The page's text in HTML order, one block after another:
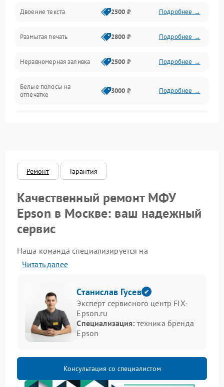
Программные сбои
Подключение и интерфейсы
Дисплей и органы управления
Изображение
Двоение текста 2500 ₽ Подробнее →
Размытая печать 2800 ₽ Подробнее →
Неравномерная заливка 2500 ₽ Подробнее →
Белые полосы на
отпечатке
3000 ₽ Подробнее →
Ремонт Гарантия
Качественный ремонт МФУ
Epson в Москве: ваш надежный
сервис
Наша команда специализируется на
профессиональном обслуживании
многофункциональных устройств. Мы понимаем
бизнеса и личных задач, поэтому предлагаем
оперативные и качественные решения для
устранения любых неисправностей. Ремонт МФУ
Epson в Москве - это то, что мы выполняем с
гарантией надежности.
Типичные проблемы МФУ и
способы их предотвращения
Многофункциональные устройства Epson могут
Читать далее
Станислав Гусев
Эксперт сервисного центр FIX-
Epson.ru
Специализация: техника бренда
Epson
Консультация со специалистом